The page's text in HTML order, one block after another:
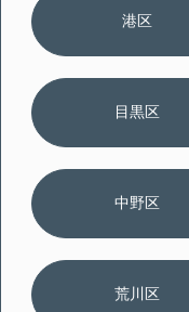
港区
目黒区
中野区
荒川区